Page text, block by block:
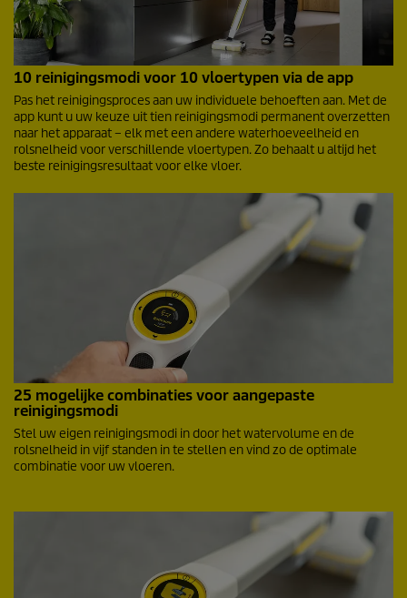
10 reinigingsmodi voor 10 vloertypen via de app
Pas het reinigingsproces aan uw individuele behoeften aan. Met de
app kunt u uw keuze uit tien reinigingsmodi permanent overzetten
naar het apparaat – elk met een andere waterhoeveelheid en
rolsnelheid voor verschillende vloertypen. Zo behaalt u altijd het
beste reinigingsresultaat voor elke vloer.
25 mogelijke combinaties voor aangepaste
reinigingsmodi
Stel uw eigen reinigingsmodi in door het watervolume en de
rolsnelheid in vijf standen in te stellen en vind zo de optimale
combinatie voor uw vloeren.